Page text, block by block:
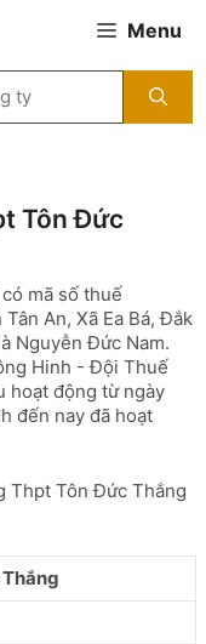
Menu
Tôn Đức
mã số thuế
An, Xã Ea Bá, Đắk
Nguyễn Đức Nam.
Hinh - Đội Thuế
hoạt động từ ngày
đến nay đã hoạt
Thpt Tôn Đức Thắng